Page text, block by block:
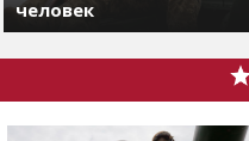
человек